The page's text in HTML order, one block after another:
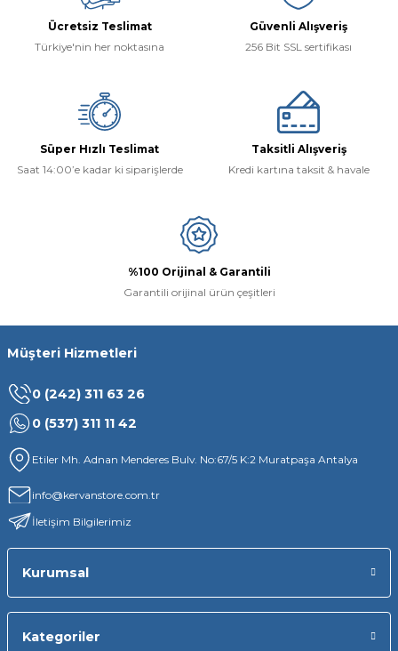
Ürün resmi kalitesiz, bozuk veya görüntülenemiyor.
Bu ürüne benzer farklı alternatifler olmalı.
Gönder
Ücretsiz Teslimat
Türkiye'nin her noktasına
Güvenli Alışveriş
256 Bit SSL sertifikası
Süper Hızlı Teslimat
Saat 14:00’e kadar ki siparişlerde
Taksitli Alışveriş
Kredi kartına taksit & havale
%100 Orijinal & Garantili
Garantili orijinal ürün çeşitleri
Müşteri Hizmetleri
0 (242) 311 63 26
0 (537) 311 11 42
Etiler Mh. Adnan Menderes Bulv. No:67/5 K:2 Muratpaşa Antalya
info@kervanstore.com.tr
İletişim Bilgilerimiz
Kurumsal
Kategoriler